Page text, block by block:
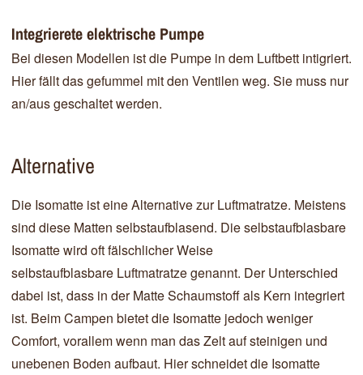
Integrierete elektrische Pumpe
Bei diesen Modellen ist die Pumpe in dem Luftbett intigriert.
Hier fällt das gefummel mit den Ventilen weg. Sie muss nur
an/aus geschaltet werden.
Alternative
Die Isomatte ist eine Alternative zur Luftmatratze. Meistens
sind diese Matten selbstaufblasend. Die selbstaufblasbare
Isomatte wird oft fälschlicher Weise
selbstaufblasbare Luftmatratze genannt. Der Unterschied
dabei ist, dass in der Matte Schaumstoff als Kern integriert
ist. Beim Campen bietet die Isomatte jedoch weniger
Comfort, vorallem wenn man das Zelt auf steinigen und
unebenen Boden aufbaut. Hier schneidet die Isomatte